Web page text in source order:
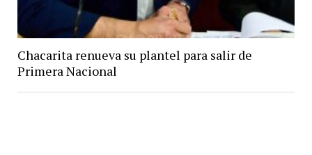
Chacarita renueva su plantel para salir de
Primera Nacional